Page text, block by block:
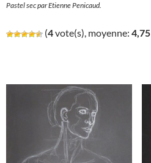
Pastel sec par Etienne Penicaud.
(4vote(s), moyenne: 4,75